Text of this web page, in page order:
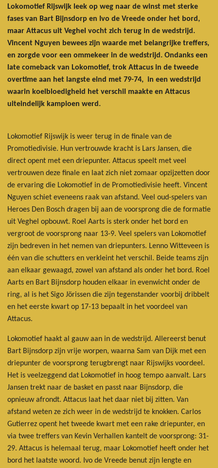
Lokomotief Rijswijk leek op weg naar de winst met sterke
fases van Bart Bijnsdorp en Ivo de Vreede onder het bord,
maar Attacus uit Veghel vocht zich terug in de wedstrijd.
Vincent Nguyen bewees zijn waarde met belangrijke treffers,
en zorgde voor een ommekeer in de wedstrijd. Ondanks een
late comeback van Lokomotief, trok Attacus in de tweede
overtime aan het langste eind met 79-74, in een wedstrijd
waarin koelbloedigheid het verschil maakte en Attacus
uiteindelijk kampioen werd.
Lokomotief Rijswijk is weer terug in de finale van de
Promotiedivisie. Hun vertrouwde kracht is Lars Jansen, die
direct opent met een driepunter. Attacus speelt met veel
vertrouwen deze finale en laat zich niet zomaar opzijzetten door
de ervaring die Lokomotief in de Promotiedivisie heeft. Vincent
Nguyen schiet eveneens raak van afstand. Veel oud-spelers van
Heroes Den Bosch dragen bij aan de voorsprong die de formatie
uit Veghel opbouwt. Roel Aarts is sterk onder het bord en
vergroot de voorsprong naar 13-9. Veel spelers van Lokomotief
zijn bedreven in het nemen van driepunters. Lenno Witteveen is
één van die schutters en verkleint het verschil. Beide teams zijn
aan elkaar gewaagd, zowel van afstand als onder het bord. Roel
Aarts en Bart Bijnsdorp houden elkaar in evenwicht onder de
ring, al is het Sigo Jörissen die zijn tegenstander voorbij dribbelt
en het eerste kwart op 17-13 bepaalt in het voordeel van
Attacus.
Lokomotief haakt al gauw aan in de wedstrijd. Allereerst benut
Bart Bijnsdorp zijn vrije worpen, waarna Sam van Dijk met een
driepunter de voorsprong terugbrengt naar Rijswijks voordeel.
Het is veelzeggend dat Lokomotief in hoog tempo aanvalt. Lars
Jansen trekt naar de basket en passt naar Bijnsdorp, die
opnieuw afrondt. Attacus laat het daar niet bij zitten. Van
afstand weten ze zich weer in de wedstrijd te knokken. Carlos
Gutierrez opent het tweede kwart met een rake driepunter, en
via twee treffers van Kevin Verhallen kantelt de voorsprong: 31-
29. Attacus is helemaal terug, maar Lokomotief heeft onder het
bord het laatste woord. Ivo de Vreede benut zijn lengte en